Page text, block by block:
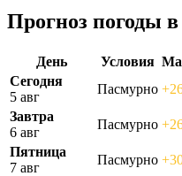
Прогноз погоды
День Условия
Сегодня
5 авг
Пасмурно
Завтра
6 авг
Пасмурно
Пятница
7 авг
Пасмурно